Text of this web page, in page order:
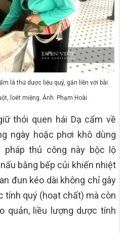
là thứ dược liệu quý, gắn liền với bài
loét miệng. Ảnh: Phạm Hoài.
thói quen hái Dạ cẩm về
ngày hoặc phơi khô dùng
pháp thủ công này bộc lộ
bằng bếp củi khiến nhiệt
đun kéo dài không chỉ gây
tính quý (hoạt chất) mà còn
quản, liều lượng dược tính